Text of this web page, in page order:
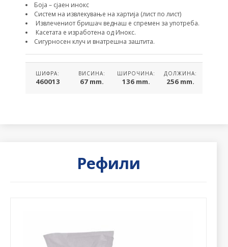
Боја – сјаен инокс
Систем на извлекување на хартија (лист по лист)
Извлечениот бришач веднаш е спремен за употреба.
Касетата е изработена од Инокс.
Сигурносен клуч и внатрешна заштита.
ШИФРА:
460013
ВИСИНА:
67 mm.
ШИРОЧИНА:
136 mm.
ДОЛЖИНА:
256 mm.
Рефили